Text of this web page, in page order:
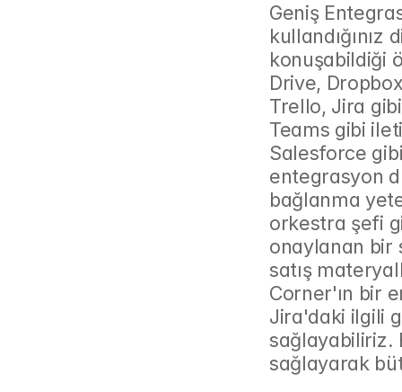
Geniş
konuşabildiği
Drive,
Trello, Jira
Teams gibi
Salesforce
entegrasyon
bağlanma
orkestra şefi
onaylanan bir
satış
Corner'ın bir
Jira'daki ilgili
sağlayabiliriz.
sağlayarak